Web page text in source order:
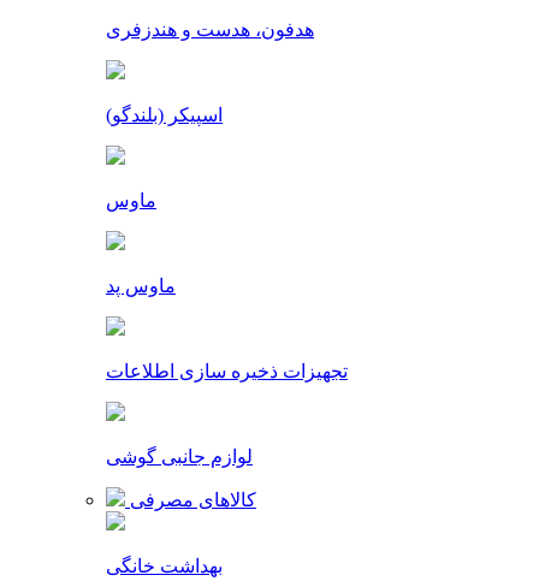
هدفون، هدست و هندزفری
اسپیکر (بلندگو)
ماوس
ماوس پد
تجهیزات ذخیره سازی اطلاعات
لوازم جانبی گوشی
کالاهای مصرفی
بهداشت خانگی